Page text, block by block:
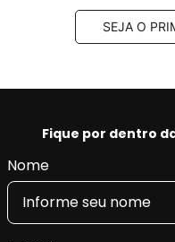
SEJA O
Fique por dentro
Nome